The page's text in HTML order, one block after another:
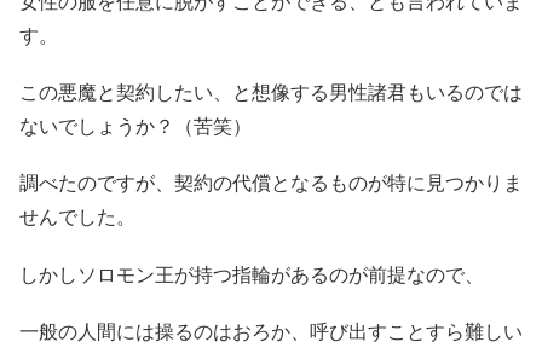
す。
この悪魔と契約したい、と想像する男性諸君もいるのでは
ないでしょうか？（苦笑）
調べたのですが、契約の代償となるものが特に見つかりま
せんでした。
しかしソロモン王が持つ指輪があるのが前提なので、
一般の人間には操るのはおろか、呼び出すことすら難しい